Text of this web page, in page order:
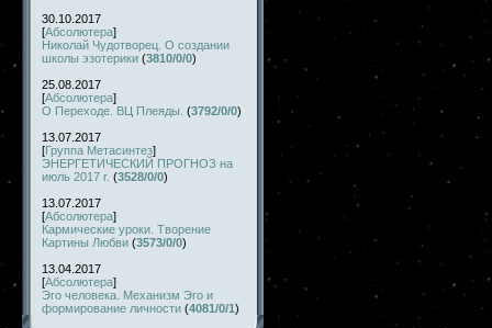
30.10.2017
[Абсолютера]
Николай Чудотворец. О создании
школы эзотерики (3810/0/0)
25.08.2017
[Абсолютера]
О Переходе. ВЦ Плеяды. (3792/0/0)
13.07.2017
[Группа Метасинтез]
ЭНЕРГЕТИЧЕСКИЙ ПРОГНОЗ на
июль 2017 г. (3528/0/0)
13.07.2017
[Абсолютера]
Кармические уроки. Творение
Картины Любви (3573/0/0)
13.04.2017
[Абсолютера]
Эго человека. Механизм Эго и
формирование личности (4081/0/1)